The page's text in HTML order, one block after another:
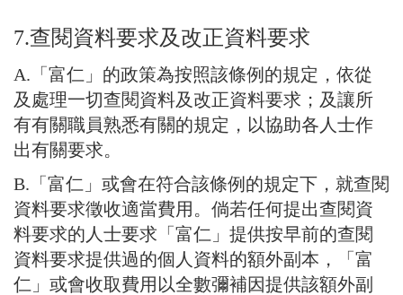
7.查閱資料要求及改正資料要求
A.「富仁」的政策為按照該條例的規定，依從
及處理一切查閱資料及改正資料要求；及讓所
有有關職員熟悉有關的規定，以協助各人士作
出有關要求。
B.「富仁」或會在符合該條例的規定下，就查閱
資料要求徵收適當費用。倘若任何提出查閱資
料要求的人士要求「富仁」提供按早前的查閱
資料要求提供過的個人資料的額外副本，「富
仁」或會收取費用以全數彌補因提供該額外副